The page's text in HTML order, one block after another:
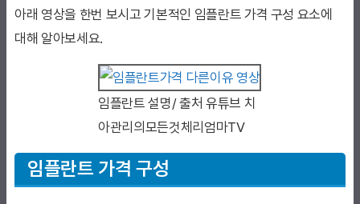
아래 영상을 한번 보시고 기본적인 임플란트 가격 구성 요소에
대해 알아보세요.
임플란트 설명/ 출처 유튜브 치
아관리의모든것체리엄마TV
임플란트 가격 구성